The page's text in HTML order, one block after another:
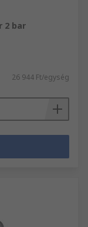
2 bar
26 944 Ft/egység